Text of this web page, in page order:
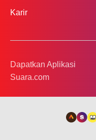
Karir
Dapatkan Aplikasi
Suara.com